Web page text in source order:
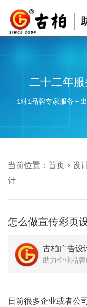
二十二年服
1对1品牌专家服务 +
当前位置： 首页 > 设
计
怎么做宣传彩页
古柏广告设
助力企业品牌
日前很多企业或者公